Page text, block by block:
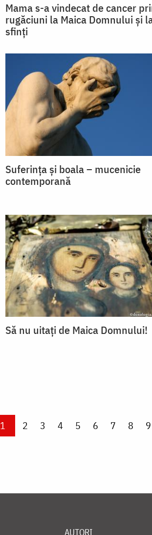
Mama s-a vindecat de cancer
rugăciuni la Maica Domnului și
sfinți
Suferința și boala – mucenicie
contemporană
Să nu uitați de Maica Domnului!
Current page
1 Page
2 Page
3 Page
4 Page
5 Page
6 Page
7 Page
8 9
AUTORI